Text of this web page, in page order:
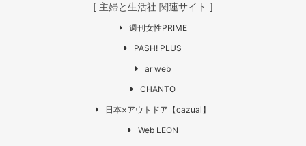
[ 主婦と生活社 関連サイト ]
週刊女性PRIME
PASH! PLUS
ar web
CHANTO
日本×アウトドア【cazual】
Web LEON